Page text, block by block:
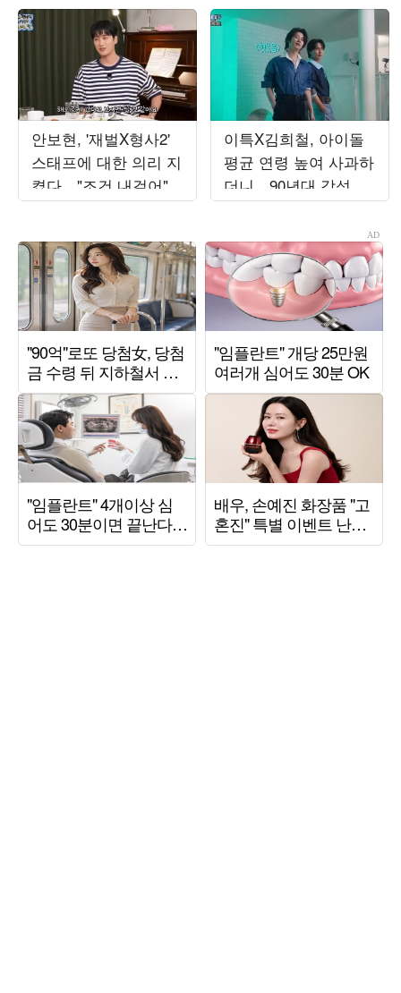
안보현, '재벌X형사2'
스태프에 대한 의리 지
켰다…"조건 내걸어"
상남자 면모 ('목요일
이특X김희철, 아이돌
평균 연령 높여 사과하
더니…90년대 감성 재
해석 ('트기트기 이특')